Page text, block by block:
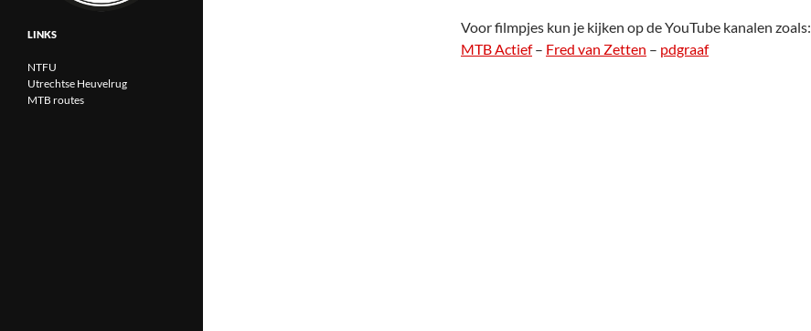
Voor filmpjes kun je kijken op de YouTube kanalen zoals:
MTB Actief– Fred van Zetten – pdgraaf
LINKS
NTFU
Utrechtse Heuvelrug
MTB routes